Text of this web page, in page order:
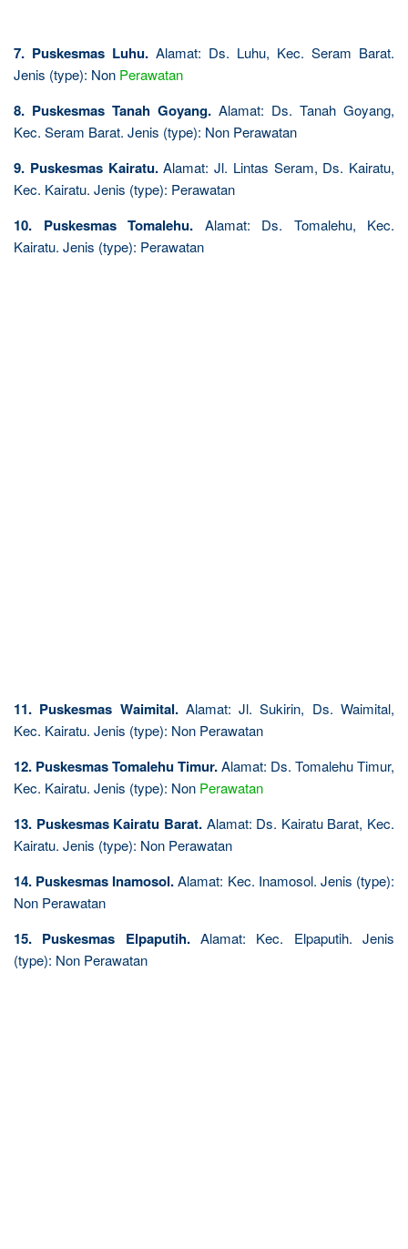
7. Puskesmas Luhu. Alamat: Ds. Luhu, Kec. Seram Barat.
Jenis (type): Non Perawatan
8. Puskesmas Tanah Goyang. Alamat: Ds. Tanah Goyang,
Kec. Seram Barat. Jenis (type): Non Perawatan
9. Puskesmas Kairatu.Alamat: Jl. Lintas Seram, Ds. Kairatu,
Kec. Kairatu. Jenis (type): Perawatan
10. Puskesmas Tomalehu. Alamat: Ds. Tomalehu, Kec.
Kairatu. Jenis (type): Perawatan
11. Puskesmas Waimital.Alamat: Jl. Sukirin, Ds. Waimital,
Kec. Kairatu. Jenis (type): Non Perawatan
12. Puskesmas Tomalehu Timur.Alamat: Ds. Tomalehu Timur,
Kec. Kairatu. Jenis (type): Non Perawatan
13. Puskesmas Kairatu Barat.Alamat: Ds. Kairatu Barat, Kec.
Kairatu. Jenis (type): Non Perawatan
14. Puskesmas Inamosol.Alamat: Kec. Inamosol. Jenis (type):
Non Perawatan
15. Puskesmas Elpaputih.Alamat: Kec. Elpaputih. Jenis
(type): Non Perawatan